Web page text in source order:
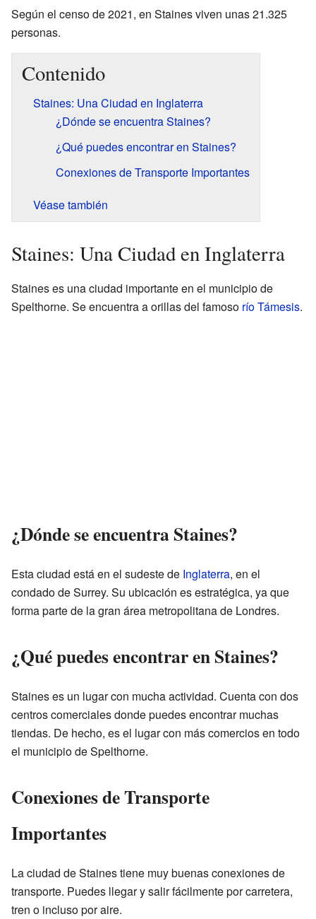
Según el censo de 2021, en Staines viven unas 21.325
personas.
Contenido
Staines: Una Ciudad en Inglaterra
¿Dónde se encuentra Staines?
¿Qué puedes encontrar en Staines?
Conexiones de Transporte Importantes
Véase también
Staines: Una Ciudad en Inglaterra
Staines es una ciudad importante en el municipio de
Spelthorne. Se encuentra a orillas del famoso río Támesis.
¿Dónde se encuentra Staines?
Esta ciudad está en el sudeste de Inglaterra, en el
condado de Surrey. Su ubicación es estratégica, ya que
forma parte de la gran área metropolitana de Londres.
¿Qué puedes encontrar en Staines?
Staines es un lugar con mucha actividad. Cuenta con dos
centros comerciales donde puedes encontrar muchas
tiendas. De hecho, es el lugar con más comercios en todo
el municipio de Spelthorne.
Conexiones de Transporte
Importantes
La ciudad de Staines tiene muy buenas conexiones de
transporte. Puedes llegar y salir fácilmente por carretera,
tren o incluso por aire.